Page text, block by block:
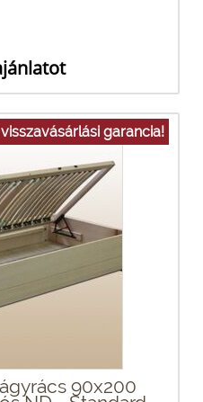
garancia!
90x200